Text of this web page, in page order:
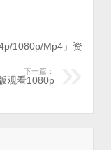
1080p/Mp4」资
下一篇：
观看1080p